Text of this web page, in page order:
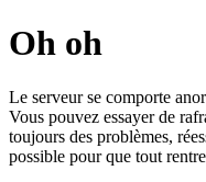
Oh oh
Le serveur se comporte
Vous pouvez essayer de
toujours des problèmes,
possible pour que tout